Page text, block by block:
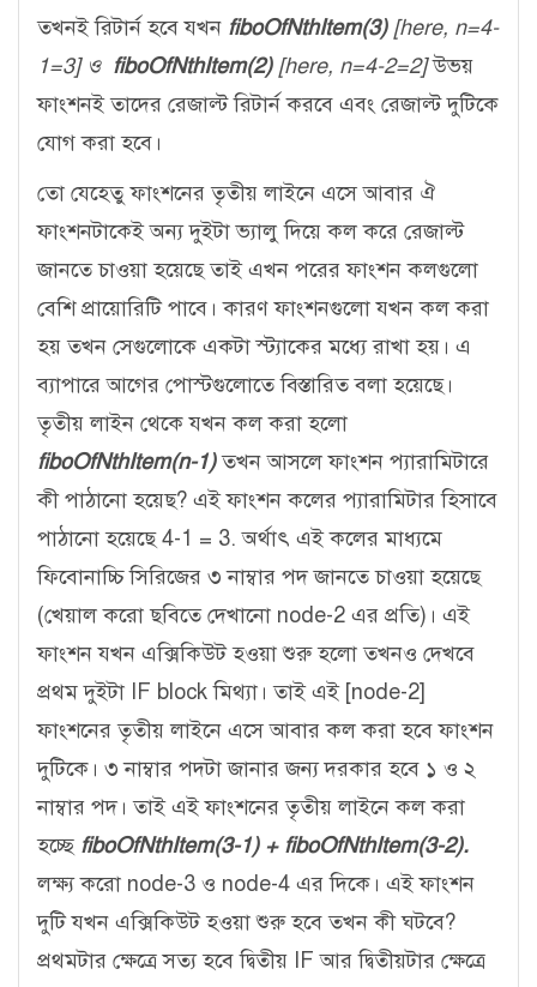
তখনই রিটার্ন হবে যখন fiboOfNthItem(3) [here, n=4-
1=3] ও fiboOfNthItem(2)[here, n=4-2=2]উভয়
ফাংশনই তাদের রেজাল্ট রিটার্ন করবে এবং রেজাল্ট দুটিকে
যোগ করা হবে।
তো যেহেতু ফাংশনের তৃতীয় লাইনে এসে আবার ঐ
ফাংশনটাকেই অন্য দুইটা ভ্যালু দিয়ে কল করে রেজাল্ট
জানতে চাওয়া হয়েছে তাই এখন পরের ফাংশন কলগুলো
বেশি প্রায়োরিটি পাবে। কারণ ফাংশনগুলো যখন কল করা
হয় তখন সেগুলোকে একটা স্ট্যাকের মধ্যে রাখা হয়। এ
ব্যাপারে আগের পোস্টগুলোতে বিস্তারিত বলা হয়েছে।
তৃতীয় লাইন থেকে যখন কল করা হলো
fiboOfNthItem(n-1)তখন আসলে ফাংশন প্যারামিটারে
কী পাঠানো হয়েছ? এই ফাংশন কলের প্যারামিটার হিসাবে
পাঠানো হয়েছে 4-1 = 3. অর্থাৎ এই কলের মাধ্যমে
ফিবোনাচ্চি সিরিজের ৩ নাম্বার পদ জানতে চাওয়া হয়েছে
(খেয়াল করো ছবিতে দেখানো node-2 এর প্রতি)। এই
ফাংশন যখন এক্সিকিউট হওয়া শুরু হলো তখনও দেখবে
প্রথম দুইটা IF block মিথ্যা। তাই এই [node-2]
ফাংশনের তৃতীয় লাইনে এসে আবার কল করা হবে ফাংশন
দুটিকে। ৩ নাম্বার পদটা জানার জন্য দরকার হবে ১ ও ২
নাম্বার পদ। তাই এই ফাংশনের তৃতীয় লাইনে কল করা
হচ্ছে fiboOfNthItem(3-1) + fiboOfNthItem(3-2).
লক্ষ্য করো node-3 ও node-4 এর দিকে। এই ফাংশন
দুটি যখন এক্সিকিউট হওয়া শুরু হবে তখন কী ঘটবে?
প্রথমটার ক্ষেত্রে সত্য হবে দ্বিতীয় IF আর দ্বিতীয়টার ক্ষেত্রে